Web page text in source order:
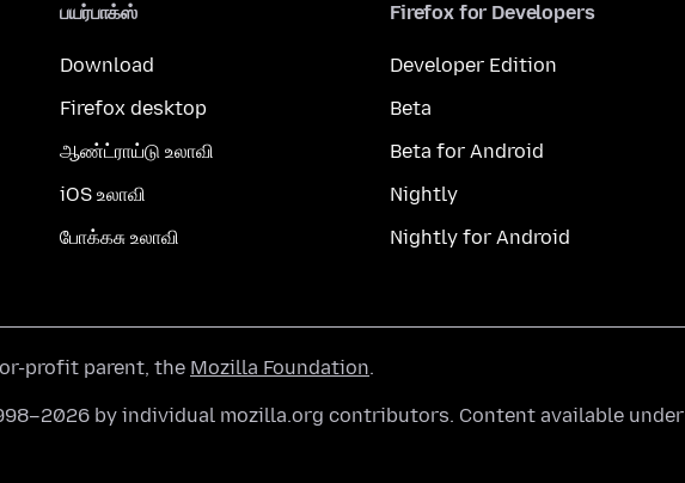
பயர்பாக்ஸ்
Download
Firefox desktop
ஆண்ட்ராய்டு உலாவி
iOS உலாவி
போக்கசு உலாவி
Firefox for Developers
Developer Edition
Beta
Beta for Android
Nightly
Nightly for Android
profit parent, the Mozilla Foundation.
by individual mozilla.org contributors. Content available under